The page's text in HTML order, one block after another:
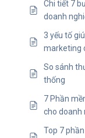
Chi tiết 7
doanh
3 yếu tố
marketing
So sánh
thống
7 Phần
cho doanh
Top 7